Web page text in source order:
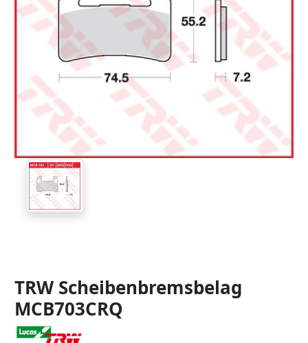
TRW Scheibenbremsbelag
MCB703CRQ